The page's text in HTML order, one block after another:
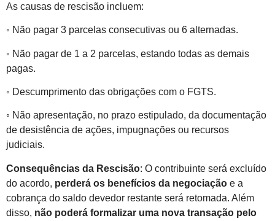
As causas de rescisão incluem:
◦ Não pagar 3 parcelas consecutivas ou 6 alternadas.
◦ Não pagar de 1 a 2 parcelas, estando todas as demais
pagas.
◦ Descumprimento das obrigações com o FGTS.
◦ Não apresentação, no prazo estipulado, da documentação
de desistência de ações, impugnações ou recursos
judiciais.
Consequências da Rescisão: O contribuinte será excluído
do acordo, perderá os benefícios da negociação e a
cobrança do saldo devedor restante será retomada. Além
disso, não poderá formalizar uma nova transação pelo